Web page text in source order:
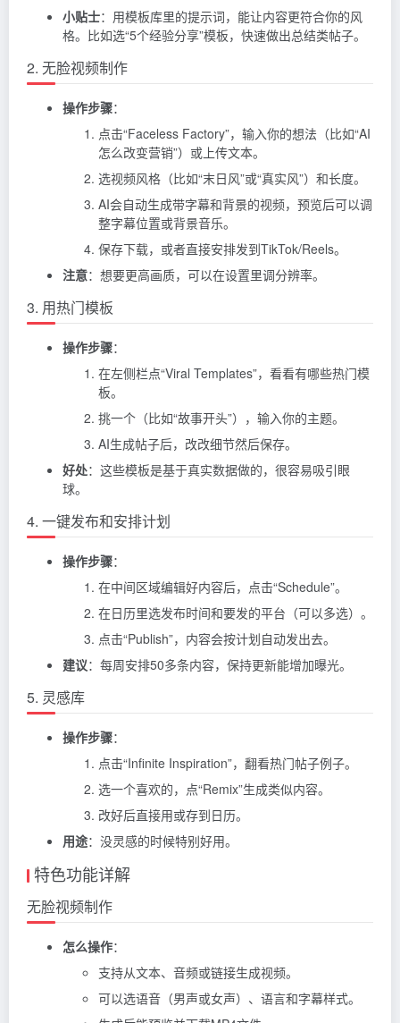
小贴士：用模板库里的提示词，能让内容更符合你的风
格。比如选“5个经验分享”模板，快速做出总结类帖子。
2. 无脸视频制作
操作步骤：
点击“Faceless Factory”，输入你的想法（比如“AI
怎么改变营销”）或上传文本。
选视频风格（比如“末日风”或“真实风”）和长度。
AI会自动生成带字幕和背景的视频，预览后可以调
整字幕位置或背景音乐。
保存下载，或者直接安排发到TikTok/Reels。
注意：想要更高画质，可以在设置里调分辨率。
3. 用热门模板
操作步骤：
在左侧栏点“Viral Templates”，看看有哪些热门模
板。
挑一个（比如“故事开头”），输入你的主题。
AI生成帖子后，改改细节然后保存。
好处：这些模板是基于真实数据做的，很容易吸引眼
球。
4. 一键发布和安排计划
操作步骤：
在中间区域编辑好内容后，点击“Schedule”。
在日历里选发布时间和要发的平台（可以多选）。
点击“Publish”，内容会按计划自动发出去。
建议：每周安排50多条内容，保持更新能增加曝光。
5. 灵感库
操作步骤：
点击“Infinite Inspiration”，翻看热门帖子例子。
选一个喜欢的，点“Remix”生成类似内容。
改好后直接用或存到日历。
用途：没灵感的时候特别好用。
特色功能详解
无脸视频制作
怎么操作：
支持从文本、音频或链接生成视频。
可以选语音（男声或女声）、语言和字幕样式。